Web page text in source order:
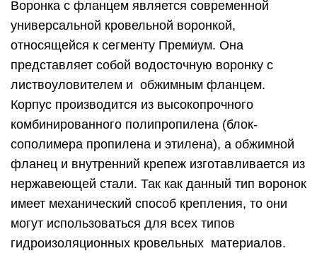
Воронка с фланцем является современной
универсальной кровельной воронкой,
относящейся к сегменту Премиум. Она
представляет собой водосточную воронку с
листвоуловителем и обжимным фланцем.
Корпус производится из высокопрочного
комбинированного полипропилена (блок-
сополимера пропилена и этилена), а обжимной
фланец и внутренний крепеж изготавливается из
нержавеющей стали. Так как данный тип воронок
имеет механический способ крепления, то они
могут использоваться для всех типов
гидроизоляционных кровельных материалов.